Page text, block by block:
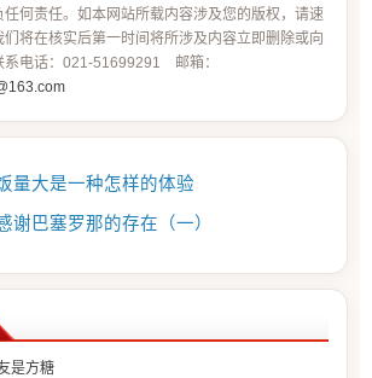
何责任。如本网站所载内容涉及您的版权，请速
将在核实后第一时间将所涉及内容立即删除或向
系电话：021-51699291 邮箱：
量大是一种怎样的体验
谢巴塞罗那的存在（一）
是方糖